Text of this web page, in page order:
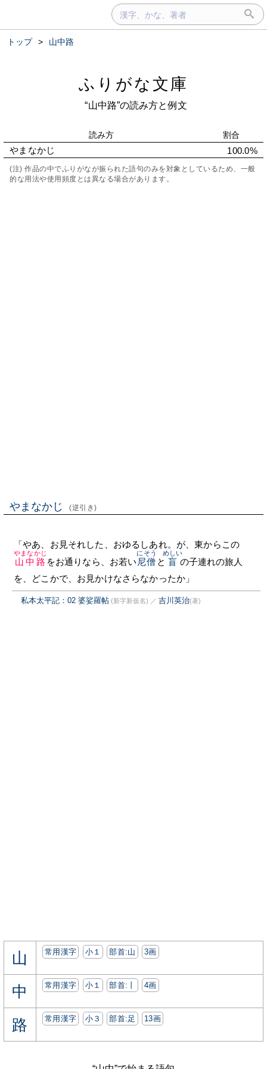
トップ > 山中路
ふりがな文庫
“山中路”の読み方と例文
読み方 割合
やまなかじ 100.0%
(注) 作品の中でふりがなが振られた語句のみを対象としているため、一般
的な用法や使用頻度とは異なる場合があります。
やまなかじ (逆引き)
「やあ、お見それした、おゆるしあれ。が、東からこの
山中路
やまなかじ
をお通りなら、お若い 尼僧
にそう
と 盲
めしい
の子連れの旅人
を、どこかで、お見かけなさらなかったか」
私本太平記：02 婆娑羅帖 (新字新仮名) ／ 吉川英治(著)
山 常用漢字 小１ 部首:⼭ 3画
中 常用漢字 小１ 部首:⼁ 4画
路 常用漢字 小３ 部首:⾜ 13画